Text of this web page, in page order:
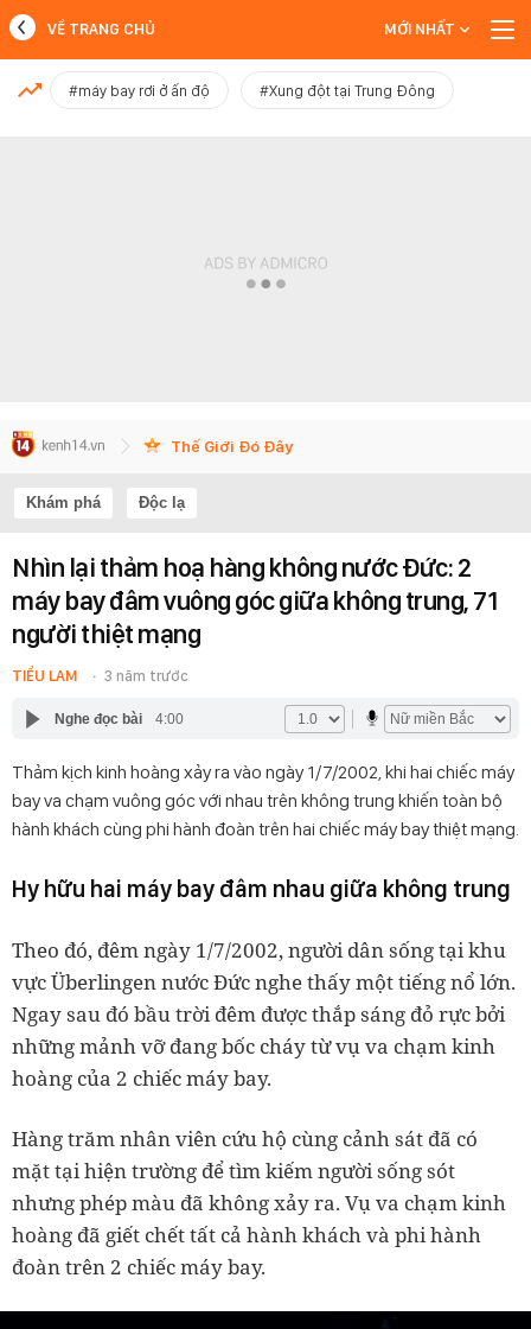
MỚI NHẤT
VỀ TRANG CHỦ MỚI NHẤT
#máy bay rơi ở ấn độ #Xung đột tại Trung Đông
Thế Giới Đó Đây
Khám phá Độc lạ
Nhìn lại thảm hoạ hàng không nước Đức: 2
máy bay đâm vuông góc giữa không trung, 71
người thiệt mạng
TIỂU LAM 3 năm trước
Nghe đọc bài 4:00
Thảm kịch kinh hoàng xảy ra vào ngày 1/7/2002, khi hai chiếc máy
bay va chạm vuông góc với nhau trên không trung khiến toàn bộ
hành khách cùng phi hành đoàn trên hai chiếc máy bay thiệt mạng.
Hy hữu hai máy bay đâm nhau giữa không trung
Theo đó, đêm ngày 1/7/2002, người dân sống tại khu
vực Überlingen nước Đức nghe thấy một tiếng nổ lớn.
Ngay sau đó bầu trời đêm được thắp sáng đỏ rực bởi
những mảnh vỡ đang bốc cháy từ vụ va chạm kinh
hoàng của 2 chiếc máy bay.
Hàng trăm nhân viên cứu hộ cùng cảnh sát đã có
mặt tại hiện trường để tìm kiếm người sống sót
nhưng phép màu đã không xảy ra. Vụ va chạm kinh
hoàng đã giết chết tất cả hành khách và phi hành
đoàn trên 2 chiếc máy bay.